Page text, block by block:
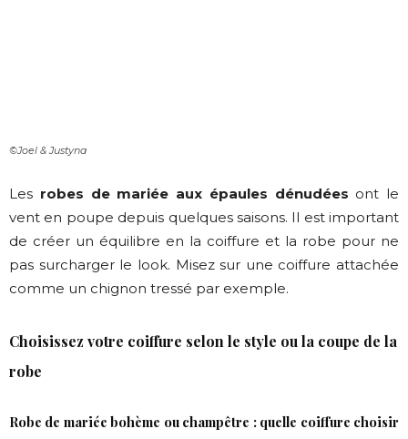
©Joel & Justyna
Les robes de mariée aux épaules dénudées ont le
vent en poupe depuis quelques saisons. Il est important
de créer un équilibre en la coiffure et la robe pour ne
pas surcharger le look. Misez sur une coiffure attachée
comme un chignon tressé par exemple.
Choisissez votre coiffure selon le style ou la coupe de la
robe
Robe de mariée bohème ou champêtre : quelle coiffure choisir